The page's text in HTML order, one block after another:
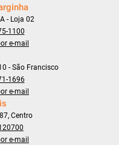
- Loja 02
1100
e-mail
- São Francisco
1696
e-mail
Centro
e-mail